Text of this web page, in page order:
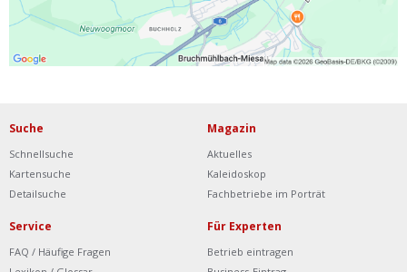
Suche
Schnellsuche
Kartensuche
Detailsuche
Magazin
Aktuelles
Kaleidoskop
Fachbetriebe im Porträt
Service
FAQ / Häufige Fragen
Für Experten
Betrieb eintragen